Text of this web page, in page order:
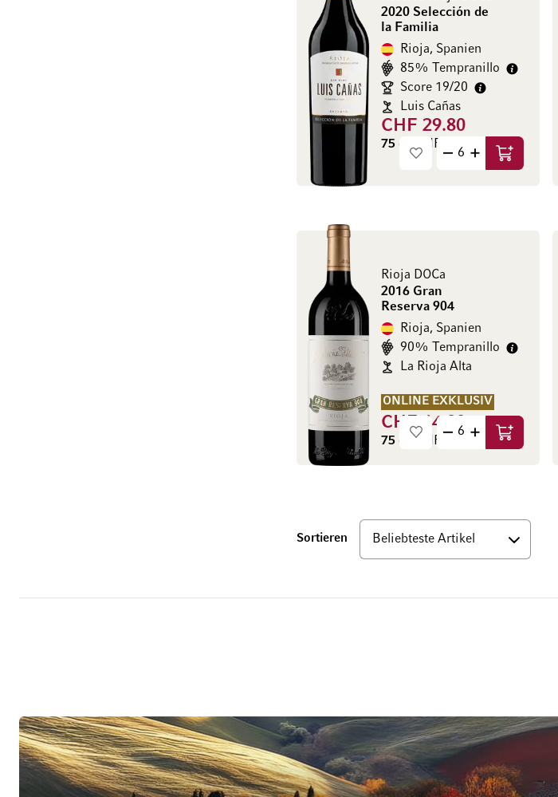
2020 Selección de
la Familia
Rioja, Spanien
85% Tempranillo
Score 19/20
Luis Cañas
CHF 29.80
75 cl (CHF 39.73 / l)
In den
Rioja DOCa
2016 Gran
Reserva 904
Rioja, Spanien
90% Tempranillo
La Rioja Alta
ONLINE EXKLUSIV
CHF 64.80
75 cl (CHF 86.40 / l) In den
Sortieren Unten